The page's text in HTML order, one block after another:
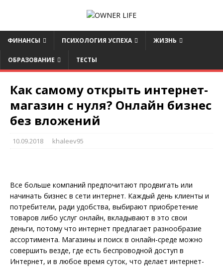
ФИНАНСЫ ПСИХОЛОГИЯ УСПЕХА ЖИЗНЬ
ОБРАЗОВАНИЕ ТЕСТЫ
Как самому открыть интернет-
магазин с нуля? Онлайн бизнес
без вложений
10.09.2018 khaleev95
Все больше компаний предпочитают продвигать или
начинать бизнес в сети интернет. Каждый день клиенты и
потребители, ради удобства, выбирают приобретение
товаров либо услуг онлайн, вкладывают в это свои
деньги, потому что интернет предлагает разнообразие
ассортимента. Магазины и поиск в онлайн-среде можно
совершить везде, где есть беспроводной доступ в
Интернет, и в любое время суток, что делает интернет-